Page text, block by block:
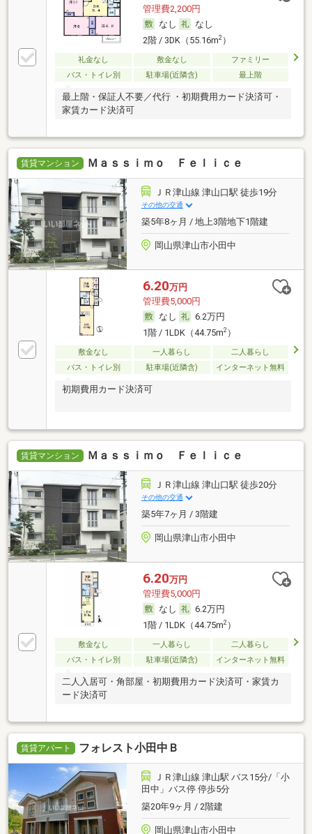
管理費2,200円
なし
なし
2階 / 3DK（55.16m2）
礼金なし 敷金なし
ファミリー
バス・トイレ別
駐車場(近隣含) 最上階
最上階・保証人不要／代行 ・初期費用カード決済可・
家賃カード決済可
賃貸マンション Ｍａｓｓｉｍｏ Ｆｅｌｉｃｅ
ＪＲ津山線 津山口駅 徒歩19分
その他の交通
築5年8ヶ月 / 地上3階地下1階建
岡山県津山市小田中
6.20万円
管理費5,000円
なし
6.2万円
1階 / 1LDK（44.75m2）
敷金なし 一人暮らし
二人暮らし
バス・トイレ別
駐車場(近隣含) インターネット無料
初期費用カード決済可
賃貸マンション Ｍａｓｓｉｍｏ Ｆｅｌｉｃｅ
ＪＲ津山線 津山口駅 徒歩20分
その他の交通
築5年7ヶ月 / 3階建
岡山県津山市小田中
6.20万円
管理費5,000円
なし
6.2万円
1階 / 1LDK（44.75m2）
敷金なし 一人暮らし
二人暮らし
バス・トイレ別
駐車場(近隣含) インターネット無料
二人入居可・角部屋・初期費用カード決済可・家賃カ
ード決済可
賃貸アパート フォレスト小田中Ｂ
ＪＲ津山線 津山駅 バス15分/「小
田中」バス停 停歩5分
築20年9ヶ月 / 2階建
岡山県津山市小田中